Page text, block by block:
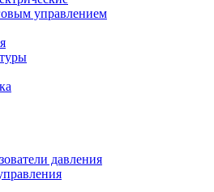
управлением
давления